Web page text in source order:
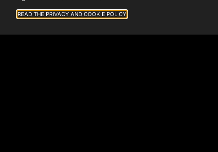
Articles
READ THE PRIVACY AND COOKIE POLICY